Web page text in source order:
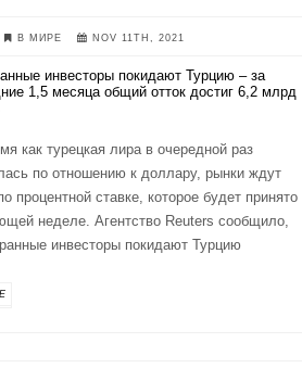
В МИРЕ NOV 11TH, 2021
как турецкая лира в очередной раз
по отношению к доллару, рынки ждут
процентной ставке, которое будет принято
неделе. Агентство Reuters сообщило,
инвесторы покидают Турцию